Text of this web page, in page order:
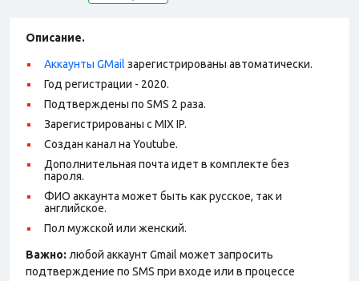
Описание.
Аккаунты GMail зарегистрированы автоматически.
Год регистрации - 2020.
Подтверждены по SMS 2 раза.
Зарегистрированы с MIX IP.
Создан канал на Youtube.
Дополнительная почта идет в комплекте без
пароля.
ФИО аккаунта может быть как русское, так и
английское.
Пол мужской или женский.
Важно: любой аккаунт Gmail может запросить
подтверждение по SMS при входе или в процессе